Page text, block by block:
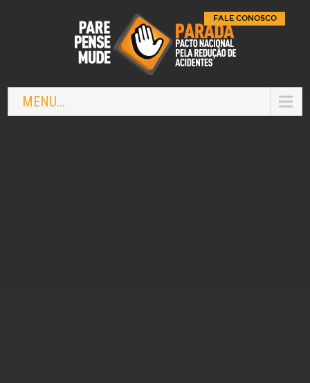
MENU...
FALE CONOSCO